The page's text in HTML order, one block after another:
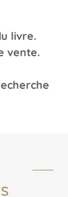
livre.
vente.